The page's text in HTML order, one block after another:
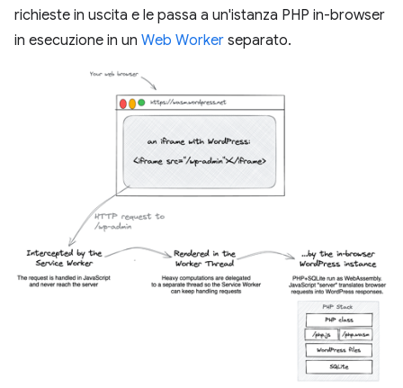
richieste in uscita e le passa a un'istanza PHP in-browser
in esecuzione in un Web Worker separato.